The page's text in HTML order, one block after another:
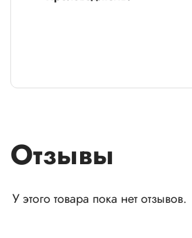
Отзывы
У этого товара пока нет отзывов.